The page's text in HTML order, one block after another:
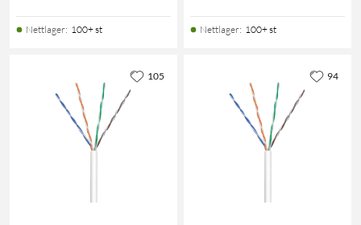
Nettlager: 100+ st Nettlager: 100+ st
105 94